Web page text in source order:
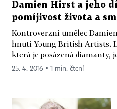
Damien Hirst a jeho
pomíjivost života a
Kontroverzní umělec
hnutí Young British Artists.
která je posázená diamanty,
25. 4. 2016 ▪ 1 min. čtení